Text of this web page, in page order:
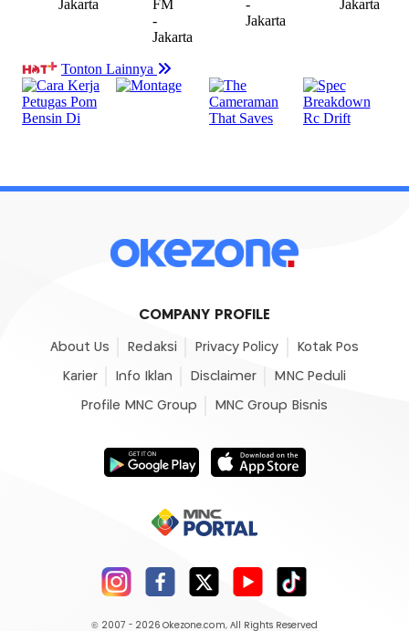
COMPANY PROFILE
About Us Redaksi Privacy Policy Kotak Pos
Karier Info Iklan Disclaimer MNC Peduli
Profile MNC Group MNC Group Bisnis
© 2007 - 2026 Okezone.com, All Rights Reserved